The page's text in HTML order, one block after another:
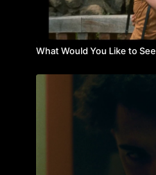
What Would You Like to See